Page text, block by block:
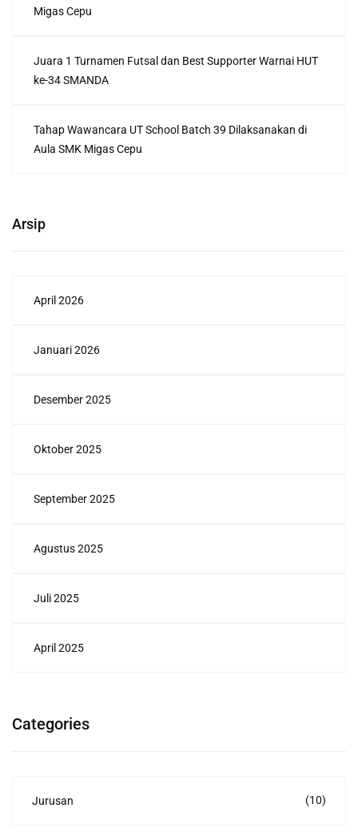
Migas Cepu
Juara 1 Turnamen Futsal dan Best Supporter Warnai HUT
ke-34 SMANDA
Tahap Wawancara UT School Batch 39 Dilaksanakan di
Aula SMK Migas Cepu
Arsip
April 2026
Januari 2026
Desember 2025
Oktober 2025
September 2025
Agustus 2025
Juli 2025
April 2025
Categories
Jurusan (10)